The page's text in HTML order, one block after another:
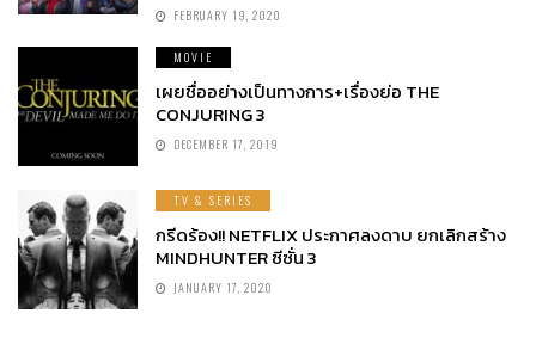
FEBRUARY 19, 2020
MOVIE
เผยชื่ออย่างเป็นทางการ+เรื่องย่อ THE
CONJURING 3
DECEMBER 17, 2019
TV & SERIES
กรีดร้อง!! NETFLIX ประกาศลงดาบ ยกเลิกสร้าง
MINDHUNTER ซีซั่น 3
JANUARY 17, 2020